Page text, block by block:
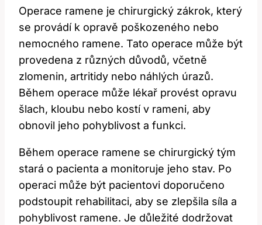
Operace ramene je chirurgický zákrok, který
se provádí k opravě poškozeného nebo
nemocného ramene. Tato operace může být
provedena z různých důvodů, včetně
zlomenin, artritidy nebo náhlých úrazů.
Během operace může lékař provést opravu
šlach, kloubu nebo kostí v rameni, aby
obnovil jeho pohyblivost a funkci.
Během operace ramene se chirurgický tým
stará o pacienta a monitoruje jeho stav. Po
operaci může být pacientovi doporučeno
podstoupit rehabilitaci, aby se zlepšila síla a
pohyblivost ramene. Je důležité dodržovat